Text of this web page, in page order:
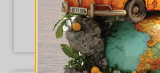
€0.79 – €7.90
Quick View